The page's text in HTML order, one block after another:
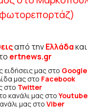
από τηνΕλλάδακαι
ertnews.gr
ειδήσεις μας στο Google
μας στο Facebook
στο Twitter
κανάλι μας στοYoutube
μας στο Viber